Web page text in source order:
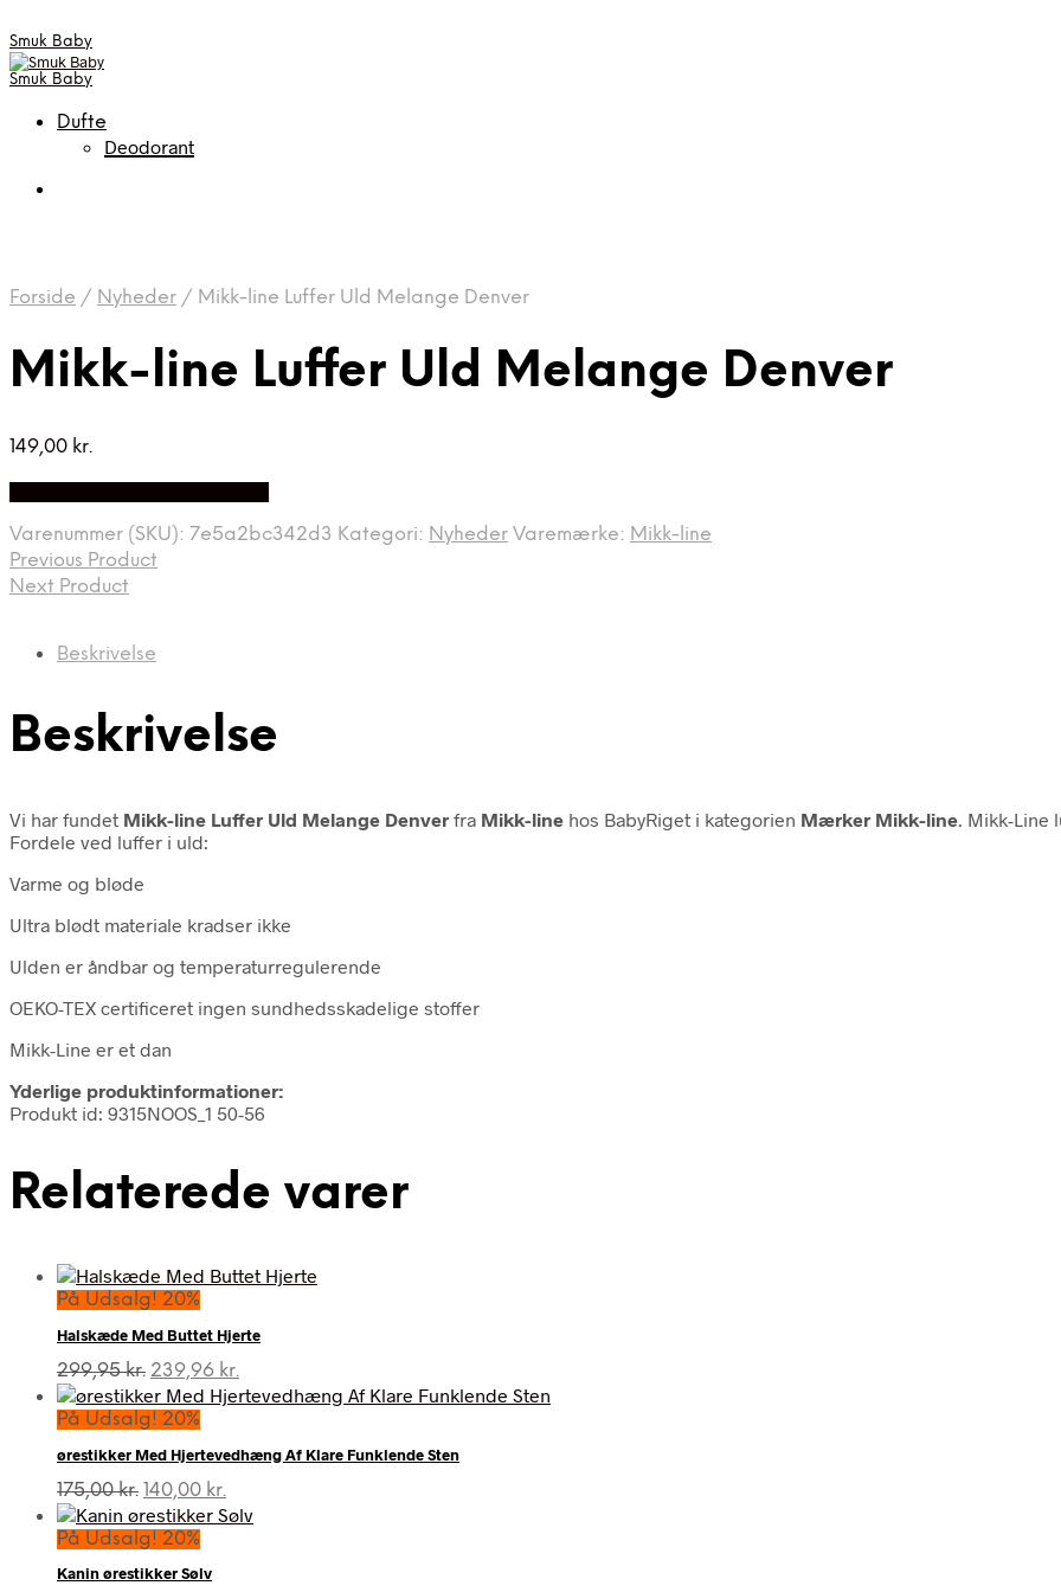
Smuk Baby
Smuk Baby
Dufte
Deodorant
Forside / Nyheder / Mikk-line Luffer Uld Melange Denver
Mikk-line Luffer Uld Melange Denver
149,00 kr.
Varenummer (SKU): 7e5a2bc342d3 Kategori: Nyheder Varemærke: Mikk-line
Previous Product
Next Product
Beskrivelse
Beskrivelse
Vi har fundet Mikk-line Luffer Uld Melange Denver fra Mikk-line hos BabyRiget i kategorien Mærker Mikk-line . Mikk-Line
Fordele ved luffer i uld:
Varme og bløde
Ultra blødt materiale kradser ikke
Ulden er åndbar og temperaturregulerende
OEKO-TEX certificeret ingen sundhedsskadelige stoffer
Mikk-Line er et dan
Yderlige produktinformationer:
Produkt id: 9315NOOS_1 50-56
Relaterede varer
På Udsalg! 20%
Halskæde Med Buttet Hjerte
299,95kr. Den
oprindelige
pris
299,95 kr..
239,96 kr.
aktuelle
239,96 kr..
På Udsalg! 20%
ørestikker Med Hjertevedhæng Af Klare Funklende Sten
175,00kr. Den
oprindelige
pris
175,00 kr..
140,00 kr.
aktuelle
På Udsalg! 20%
Kanin ørestikker Sølv